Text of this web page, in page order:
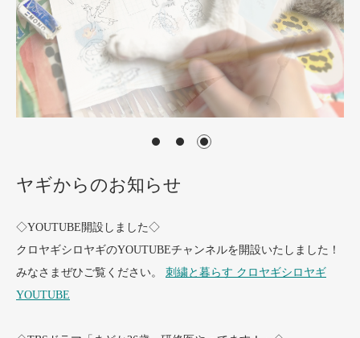
ヤギからのお知らせ
◇YOUTUBE開設しました◇
クロヤギシロヤギのYOUTUBEチャンネルを開設いたしました！
みなさまぜひご覧ください。 刺繍と暮らす クロヤギシロヤギ
YOUTUBE